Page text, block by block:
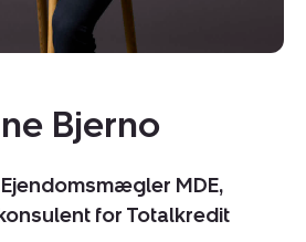
Bjerno
MDE,
for Totalkredit
Del via mail